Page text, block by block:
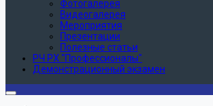
Фотогалерея
Видеогалерея
Мероприятия
Презентации
Полезные статьи
РЧ РХ "Профессионалы"
Демонстрационный экзамен